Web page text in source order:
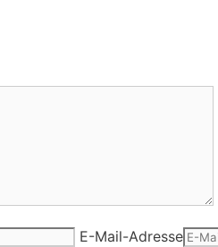
E-Mail-Adresse